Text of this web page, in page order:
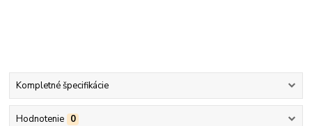
Kompletné špecifikácie
Hodnotenie 0